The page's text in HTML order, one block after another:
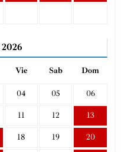
2026
Vie Sab Dom
04 05 06
11 12 13
18 19 20